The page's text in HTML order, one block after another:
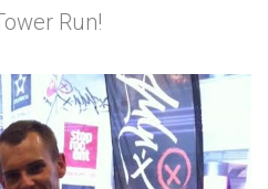
Run!